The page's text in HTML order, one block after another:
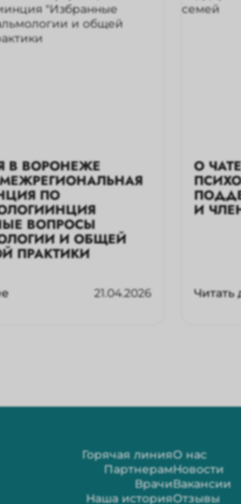
В ВОРОНЕЖЕ
ПО
ВОПРОСЫ
И ОБЩЕЙ
ПРАКТИКИ
21.04.2026
О
И
Читать
Горячая линия
Партнерам
Врачи
Наша история
О нас
Новости
Вакансии
Отзывы